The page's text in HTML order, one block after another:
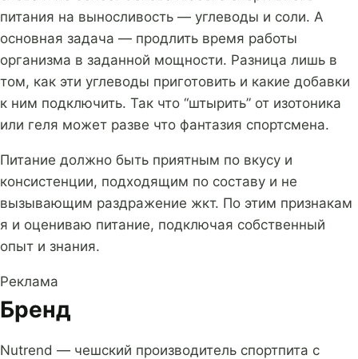
питания на выносливость — углеводы и соли. А
основная задача — продлить время работы
организма в заданной мощности. Разница лишь в
том, как эти углеводы приготовить и какие добавки
к ним подключить. Так что “штырить” от изотоника
или геля может разве что фантазия спортсмена.
Питание должно быть приятным по вкусу и
консистенции, подходящим по составу и не
вызывающим раздражение жкт. По этим признакам
я и оцениваю питание, подключая собственный
опыт и знания.
Реклама
Бренд
Nutrend — чешский производитель спортпита с